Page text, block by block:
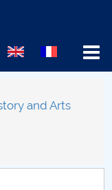
and Arts